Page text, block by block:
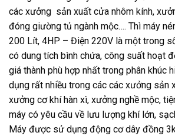
các xưởng sản xuất cửa nhôm kính,
đóng giường tủ ngành mộc…. Thì máy
200 Lít, 4HP – Điện 220V là một trong
có dung tích bình chứa, công suất hoạt
giá thành phù hợp nhất trong phân khúc
dụng rất nhiều trong các các xưởng sản
xưởng cơ khí hàn xì, xưởng nghề mộc,
máy có yêu cầu về lưu lượng khí lớn,
Máy được sử dụng động cơ dây đồng